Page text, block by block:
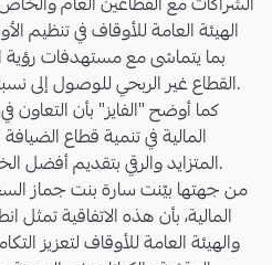
الشراكات مع القطاعين العام
الهيئة العامة للأوقاف في تنظيم
القطاع غير الربحي للوصول إلى نسبة 5% من إجمالي الناتج المحلي.
كما أوضح "الفايز" بأن التعاون
المالية في تنمية قطاع
المتزايد والرقي بتقديم أفضل الخدمات لضيوف المدينة المنورة.
من جهتها بيّنت سارة بنت جماز
المالية، بأن هذه الاتفاقية تمثل
والهيئة العامة للأوقاف لتعزيز